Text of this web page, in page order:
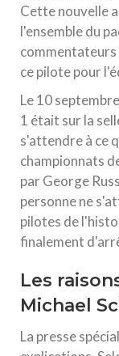
Cette nouvelle
l'ensemble du
ce pilote pour
Le 10
1 était sur la
s'attendre à ce
championnats
par George
personne ne
pilotes de
finalement
Les
Michael
La presse